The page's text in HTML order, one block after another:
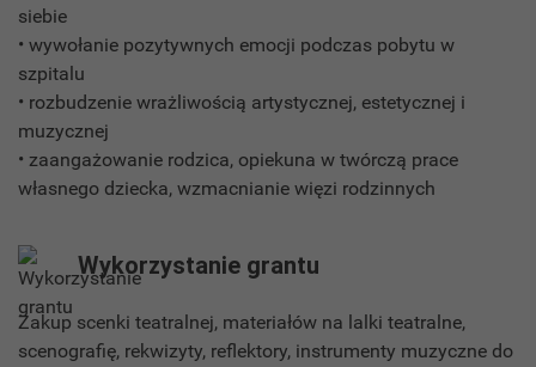
siebie
• wywołanie pozytywnych emocji podczas pobytu w
szpitalu
• rozbudzenie wrażliwością artystycznej, estetycznej i
muzycznej
• zaangażowanie rodzica, opiekuna w twórczą prace
własnego dziecka, wzmacnianie więzi rodzinnych
Wykorzystanie grantu
Zakup scenki teatralnej, materiałów na lalki teatralne,
scenografię, rekwizyty, reflektory, instrumenty muzyczne do